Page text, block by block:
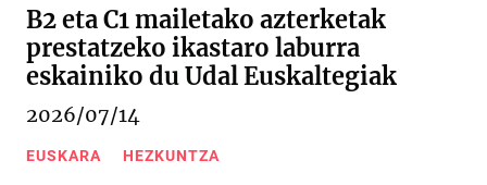
B2 eta C1 mailetako azterketak
prestatzeko ikastaro laburra
eskainiko du Udal Euskaltegiak
2026/07/14
EUSKARA HEZKUNTZA